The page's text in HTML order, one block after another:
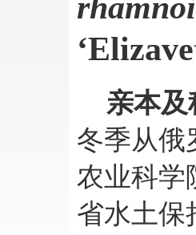
亲本及
冬季从俄
农业科学
省水土保